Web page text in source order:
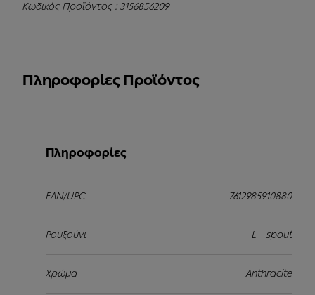
Κωδικός Προϊόντος : 3156856209
Πληροφορίες Προϊόντος
Πληροφορίες
EAN/UPC 7612985910880
Ρουξούνι L - spout
Χρώμα Anthracite